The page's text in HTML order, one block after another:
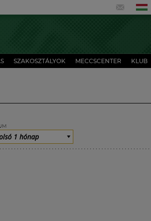
SZAKOSZTÁLYOK MECCSCENTER KLUB
1 hónap